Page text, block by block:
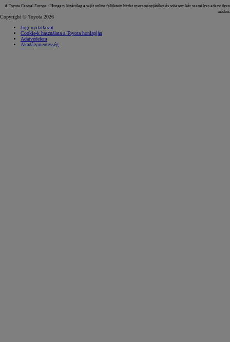
A Toyota Central Europe - Hungary kizárólag a saját online felületein hirdet nyereményjátékot és sohasem kér személyes adatot ilyen
módon.
Copyright © Toyota 2026
Jogi nyilatkozat
Cookie-k használata a Toyota honlapján
Adatvédelem
Akadálymentesség